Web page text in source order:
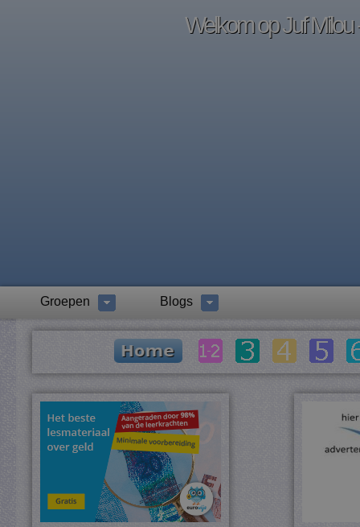
Welkom op Juf Milou
Groepen Blogs